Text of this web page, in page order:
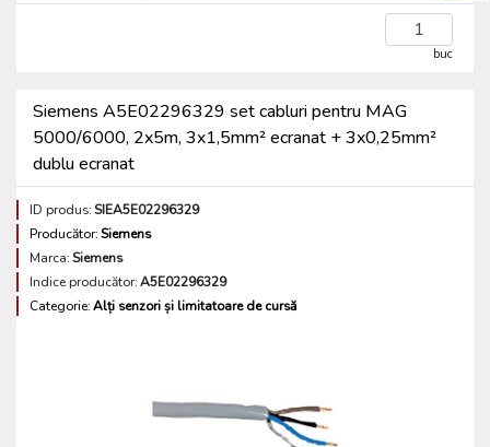
buc
Siemens A5E02296329 set cabluri pentru MAG
5000/6000, 2x5m, 3x1,5mm² ecranat + 3x0,25mm²
dublu ecranat
ID produs:SIEA5E02296329
Producător:Siemens
Marca:Siemens
Indice producător:A5E02296329
Categorie:Alți senzori și limitatoare de cursă